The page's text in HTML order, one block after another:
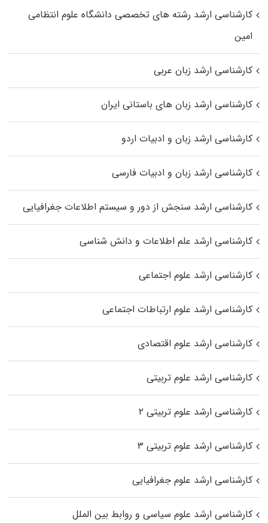
کارشناسی ارشد رﺷﺘﻪ ﻫﺎی تخصصی داﻧﺸﮕﺎه ﻋﻠﻮم انتظامی
اﻣﻴﻦ
کارشناسی ارشد زبان عربی
کارشناسی ارشد زبان‌ های باستانی ایران
کارشناسی ارشد زبان و ادبیات اردو
کارشناسی ارشد زبان و ادبیات فارسی
کارشناسی ارشد سنجش از دور و سیستم اطلاعات جغرافیایی
کارشناسی ارشد علم اطلاعات و دانش شناسی
کارشناسی ارشد علوم اجتماعی
کارشناسی ارشد علوم ارتباطات اجتماعی
کارشناسی ارشد علوم اقتصادی
کارشناسی ارشد علوم تربیتی
کارشناسی ارشد علوم تربیتی ۲
کارشناسی ارشد علوم تربیتی ۳
کارشناسی ارشد علوم جغرافیایی
کارشناسی ارشد علوم سیاسی و روابط بین الملل